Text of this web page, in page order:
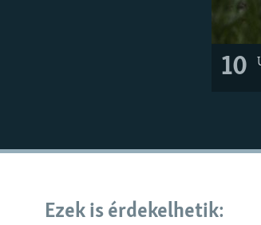
10
Ezek is érdekelhetik: